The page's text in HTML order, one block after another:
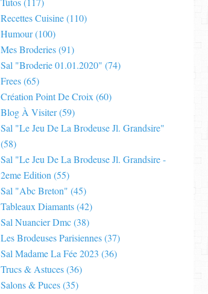
Recettes Cuisine(110)
Humour(100)
Mes Broderies(91)
Sal "broderie 01.01.2020" (74)
Frees(65)
Création Point De Croix (60)
Blog À Visiter(59)
Sal "le Jeu De La Brodeuse Jl. Grandsire"
(58)
Sal "le Jeu De La Brodeuse Jl. Grandsire -
2eme Edition (55)
Sal "abc Breton" (45)
Tableaux Diamants(42)
Sal Nuancier Dmc(38)
Les Brodeuses Parisiennes(37)
Sal Madame La Fée 2023 (36)
Trucs & Astuces(36)
Salons & Puces(35)